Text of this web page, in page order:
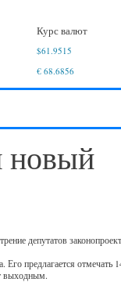
Курс валют
$61.9515
€ 68.6856
новый
депутатов
предлагается
выходным.